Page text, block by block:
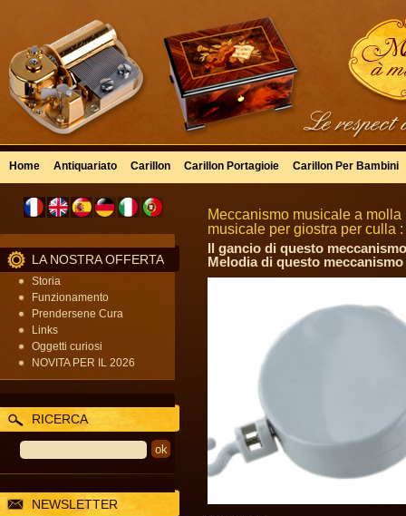
Home Antiquariato Carillon Carillon Portagioie Carillon Per Bambini
LA NOSTRA OFFERTA
Storia
Funzionamento
Prendersene Cura
Links
Oggetti curiosi
NOVITA PER IL 2026
RICERCA
NEWSLETTER
Meccanismo musicale a
musicale per giostra per culla
Il gancio di questo
Melodia di questo